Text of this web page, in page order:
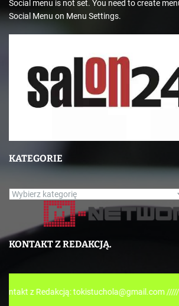
Social menu is not set. You need to create
Social Menu on Menu Settings.
KATEGORIE
K
e
i
KONTAKT Z REDAKCJĄ.
tokistuchola@gmail.com ///// https://